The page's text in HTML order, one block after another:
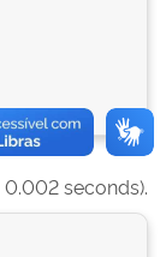
0.002 seconds).